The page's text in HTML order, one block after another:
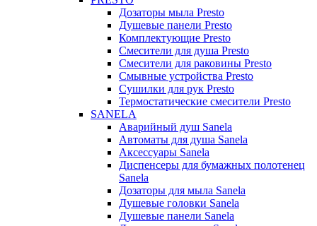
Дозаторы мыла Presto
Душевые панели Presto
Комплектующие Presto
Смесители для душа Presto
Смесители для раковины Presto
Смывные устройства Presto
Сушилки для рук Presto
Термостатические смесители Presto
SANELA
Аварийный душ Sanela
Автоматы для душа Sanela
Аксессуары Sanela
Диспенсеры для бумажных полотенец
Sanela
Дозаторы для мыла Sanela
Душевые головки Sanela
Душевые панели Sanela